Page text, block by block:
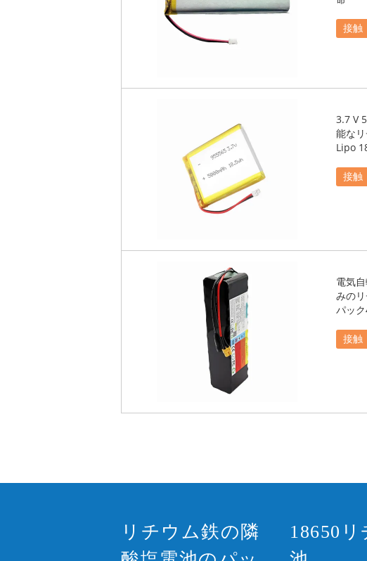
接触
3.7 V
能な
Lipo
接触
電気
みの
パッ
接触
リチウム鉄の隣
18650